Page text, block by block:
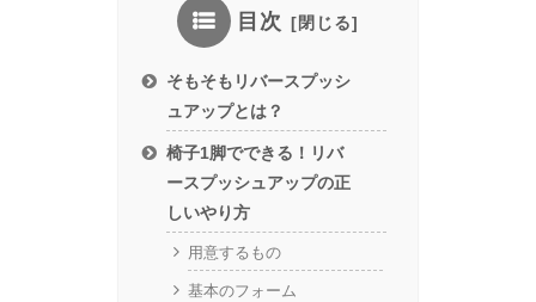
目次
そもそもリバースプッシ
ュアップとは？
椅子1脚でできる！リバ
ースプッシュアップの正
しいやり方
用意するもの
基本のフォーム